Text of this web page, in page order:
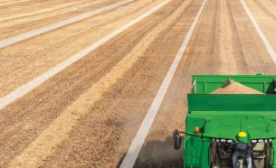
Рішення
Зернові